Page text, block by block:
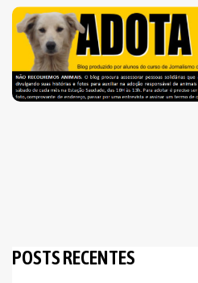
POSTS RECENTES